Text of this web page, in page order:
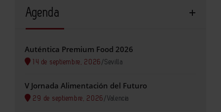
Agenda
Auténtica Premium Food 2026
14 de septiembre, 2026 /Sevilla
V Jornada Alimentación del Futuro
29 de septiembre, 2026 /Valencia